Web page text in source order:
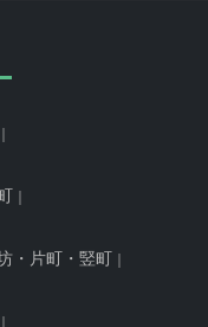
・片町・竪町